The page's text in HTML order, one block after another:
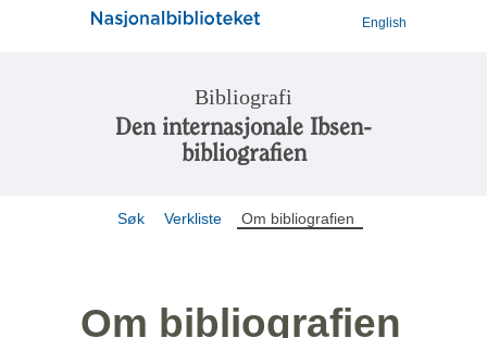
English
Bibliografi
Den internasjonale Ibsen-
bibliografien
Søk Verkliste Om bibliografien
Om bibliografien